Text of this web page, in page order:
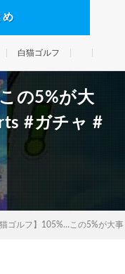
め
白猫ゴルフ
の5%が大
#ガチャ #
猫ゴルフ】105%…この5%が大